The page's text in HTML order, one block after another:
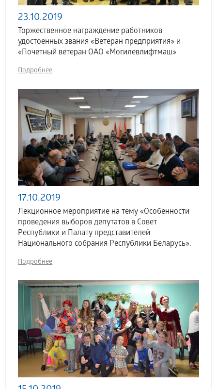
23.10.2019
Торжественное награждение работников
удостоенных звания «Ветеран предприятия» и
«Почетный ветеран ОАО «Могилевлифтмаш»
Подробнее
17.10.2019
Лекционное мероприятие на тему «Особенности
проведения выборов депутатов в Совет
Республики и Палату представителей
Национального собрания Республики Беларусь».
Подробнее